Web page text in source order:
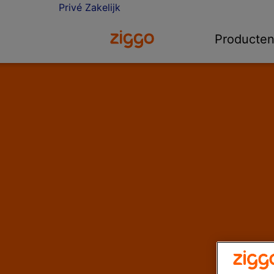
Privé Zakelijk
Ga naar de Ziggo homepageProducten